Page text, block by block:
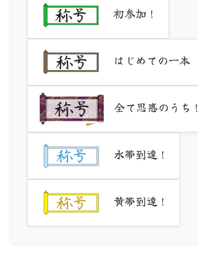
初参加！
はじめての一本
全て思惑のうち！
水帯到達！
黄帯到達！